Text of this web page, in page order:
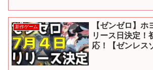
新作ゲーム
【ゼンゼロ】ホ
リース日決定！
応！【ゼンレス